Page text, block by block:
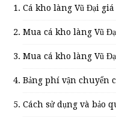
Cá kho làng Vũ Đại
Mua cá kho làng Vũ
Mua cá kho làng Vũ
Bảng phí vận chuyển
Cách sử dụng và bảo